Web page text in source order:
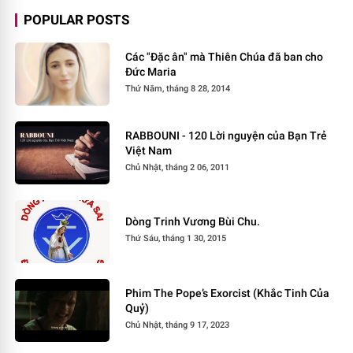
POPULAR POSTS
Các "Đặc ân" mà Thiên Chúa đã ban cho
Đức Maria
Thứ Năm, tháng 8 28, 2014
RABBOUNI - 120 Lời nguyện của Bạn Trẻ
Việt Nam
Chủ Nhật, tháng 2 06, 2011
Dòng Trinh Vương Bùi Chu.
Thứ Sáu, tháng 1 30, 2015
Phim The Pope’s Exorcist (Khắc Tinh Của
Quỷ)
Chủ Nhật, tháng 9 17, 2023